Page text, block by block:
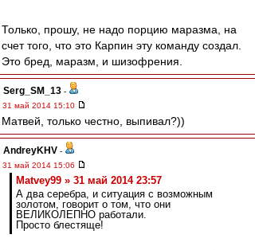
Только, прошу, не надо порцию маразма, на
счет того, что это Карпин эту команду создал.
Это бред, маразм, и шизофрения.
Serg_SM_13 -
31 май 2014 15:10
Матвей, только честно, выпивал?))
AndreyKHV -
31 май 2014 15:06
Matvey99 » 31 май 2014 23:57
А два серебра, и ситуация с возможным
золотом, говорит о том, что они
ВЕЛИКОЛЕПНО работали.
Просто блестяще!